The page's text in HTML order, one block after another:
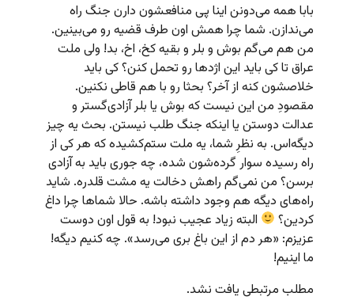
بابا همه می‌دونن اینا پی منافعشون دارن جنگ راه
می‌ندازن. شما چرا همش اون طرف قضیه رو می‌بینین.
من هم می‌گم بوش و بلر و بقیه کخ، اخ، بد! ولی ملت
عراق تا کی باید این اژدها رو تحمل کنن؟ کی باید
خلاصشون کنه از آخر؟ بحثا رو با هم قاطی نکنین.
مقصودِ من این نیست که بوش یا بلر آزادی‌گستر و
عدالت دوستن یا اینکه جنگ طلب نیستن. بحث یه چیز
دیگه‌اس. به نظرِ شما، یه ملت ستم‌کشیده که هر کی از
راه رسیده سوار گرده‌شون شده، چه جوری باید به آزادی
برسن؟ من نمی‌گم راهش دخالت یه مشت قلدره. شاید
راه‌های دیگه هم وجود داشته باشه. حالا شماها چرا داغ
کردین؟
البته زیاد عجیب نبود! به قول اون دوست
عزیزم: «هر دم از این باغ بری می‌رسد». چه کنیم دیگه!
ما اینیم!
مطلب مرتبطی یافت نشد.